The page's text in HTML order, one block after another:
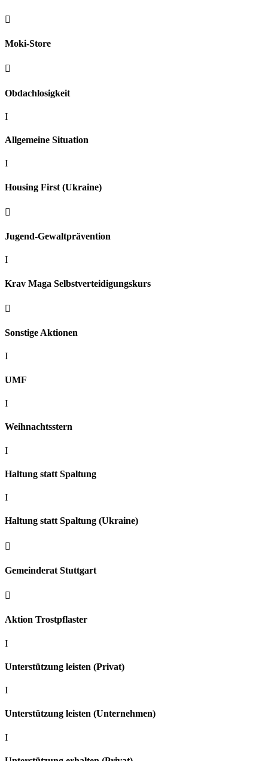

Moki-Store

Obdachlosigkeit
I
Allgemeine Situation
I
Housing First (Ukraine)

Jugend-Gewaltprävention
I
Krav Maga Selbstverteidigungskurs

Sonstige Aktionen
I
UMF
I
Weihnachtsstern
I
Haltung statt Spaltung
I
Haltung statt Spaltung (Ukraine)

Gemeinderat Stuttgart

Aktion Trostpflaster
I
Unterstützung leisten (Privat)
I
Unterstützung leisten (Unternehmen)
I